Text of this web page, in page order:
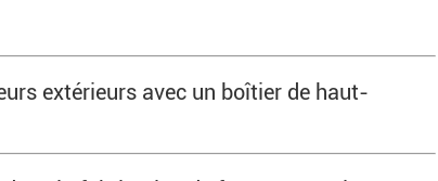
extérieurs avec un boîtier de haut-